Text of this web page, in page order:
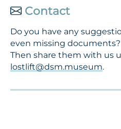
Contact
Do you have any
even missing documents?
Then share them with us
lostlift@dsm.museum.